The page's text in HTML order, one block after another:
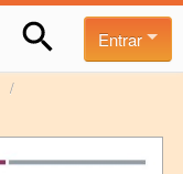
Entrar
/